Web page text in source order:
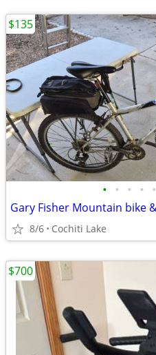
• • • • •
Gary Fisher Mountain bike
8/6 Cochiti Lake
$135
$700